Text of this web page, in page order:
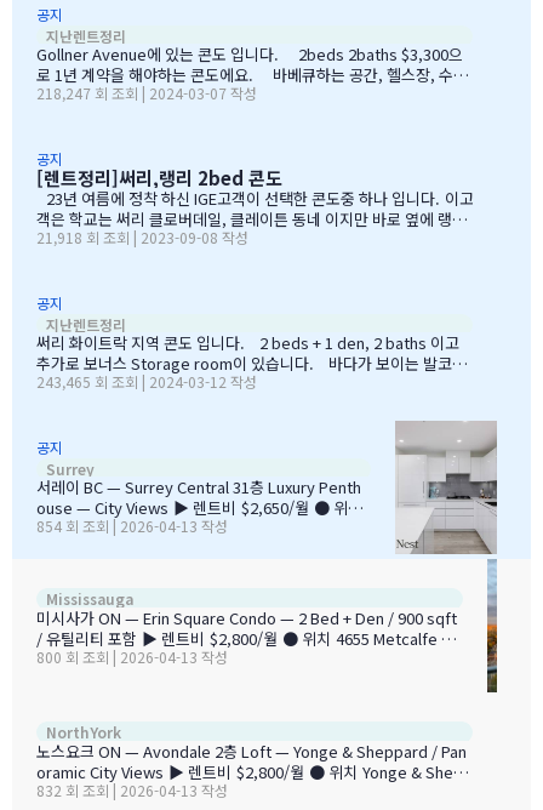
자레인지 오븐, 식기섹처기 모두 빌트인입니다. 남동향 집이라 채광
이 좋고, 콘도에 수영장(+사우나), 스쿼시 코트, gym있어서 아이들
과 사용하기 너무 좋습니다^^ 커뮤니티 센터가 따로 없네요~~~ *
테이크오버는 정착서비스 신청해주신 분들 먼저 안내드리고 있습니
다!!!! (정착비용 납부) ​ 관심 있으신 분들은 저희 연결된 카톡으로 연
공지
지난렌트정리
Gollner Avenue에 있는 콘도 입니다. 2beds 2baths $3,300으
로 1년 계약을 해야하는 콘도에요. 바베큐하는 공간, 헬스장, 수영
장, 놀이터도 있어 괜찮은 집입니다. 펫동반은 안되어요. Minoru
218,247 회 조회 | 2024-03-07 작성
공지
[렌트정리]써리,랭리 2bed 콘도
23년 여름에 정착 하신 IGE고객이 선택한 콘도중 하나 입니다. 이고
객은 학교는 써리 클로버데일, 클레이튼 동네 이지만 바로 옆에 랭리
윌로비에 콘도에 거주 하게 됩니다. 캐나다에 조기유학으로 가신분
하나 차이 이고요. 대신 써리쪽에 한국학생 비율은 낮기에 이렇게 선
택도 하는 편 입니다. 가격은 한달에 CAD $2,700 이었습니다.
…
21,918 회 조회 | 2023-09-08 작성
공지
지난렌트정리
써리 화이트락 지역 콘도 입니다. 2 beds + 1 den, 2 baths 이고
추가로 보너스 Storage room이 있습니다. 바다가 보이는 발코니
가 있어 집에서 오션뷰를 보실 수 있습니다. 바닷가, 레크레이션 센
콘도 빌딩안에 Gym, Guest Suite, Bike room이 있어 이용하실
243,465 회 조회 | 2024-03-12 작성
공지
Surrey
2BR + 2Bath
서레이 BC — Surrey Central 31층 Luxury Penth
ouse — City Views ▶ 렌트비 $2,650/월 ● 위치
10428 Whalley Boulevard, Surrey, BC (Ascent)
시티 스카이라인 파노라마 뷰 • 높은 천장 + 바닥부
터 천장까지 통유리 • 와이드 플랭크 플로어링 • 가스
레인지 포함 고급 주방 • 쿼츠 조리대 + 아일랜드 • 가
스 BBQ 후크업 발코니 • 세탁기/건조기 (In-suite) •
854 회 조회 | 2026-04-13 작성
Mississauga 2BR +
미시사가 ON — Erin Square Condo — 2 Bed + Den / 900 sqft
/ 유틸리티 포함 ▶ 렌트비 $2,800/월 ● 위치 4655 Metcalfe Av
e (Central Erin Mills), Mississauga, ON ■ 침실 / 욕실 2BR + D
함 • 수도, 난방, 인터넷 포함 (전기만 별도) • 부분 가구 옵션 가능
● 주변 시설 •…
800 회 조회 | 2026-04-13 작성
NorthYork
노스요크 ON — Avondale 2층 Loft — Yonge & Sheppard / Pan
oramic City Views ▶ 렌트비 $2,800/월 ● 위치 Yonge & Shepp
ard, North York, Toronto, ON ■ 침실 / 욕실 1+1 BR (2층 로프트)
832 회 조회 | 2026-04-13 작성